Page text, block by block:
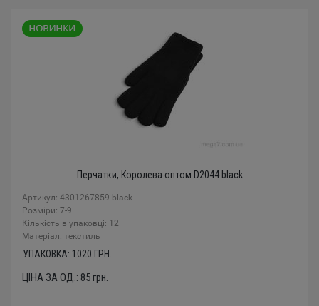
Перчатки, Королева оптом D2044 black
Артикул: 4301267859 black
Розміри: 7-9
Кількість в упаковці: 12
Mатеріал: текстиль
УПАКОВКА: 1020 ГРН.
ЦІНА ЗА ОД.: 85грн.